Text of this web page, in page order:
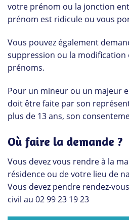
votre prénom ou la jonction
prénom est ridicule ou vous
Vous pouvez également
suppression ou la modification
prénoms.
Pour un mineur ou un majeur
doit être faite par son
plus de 13 ans, son
Où faire la demande ?
Vous devez vous rendre à la
résidence ou de votre lieu de
Vous devez pendre rendez-
civil au 02 99 23 19 23